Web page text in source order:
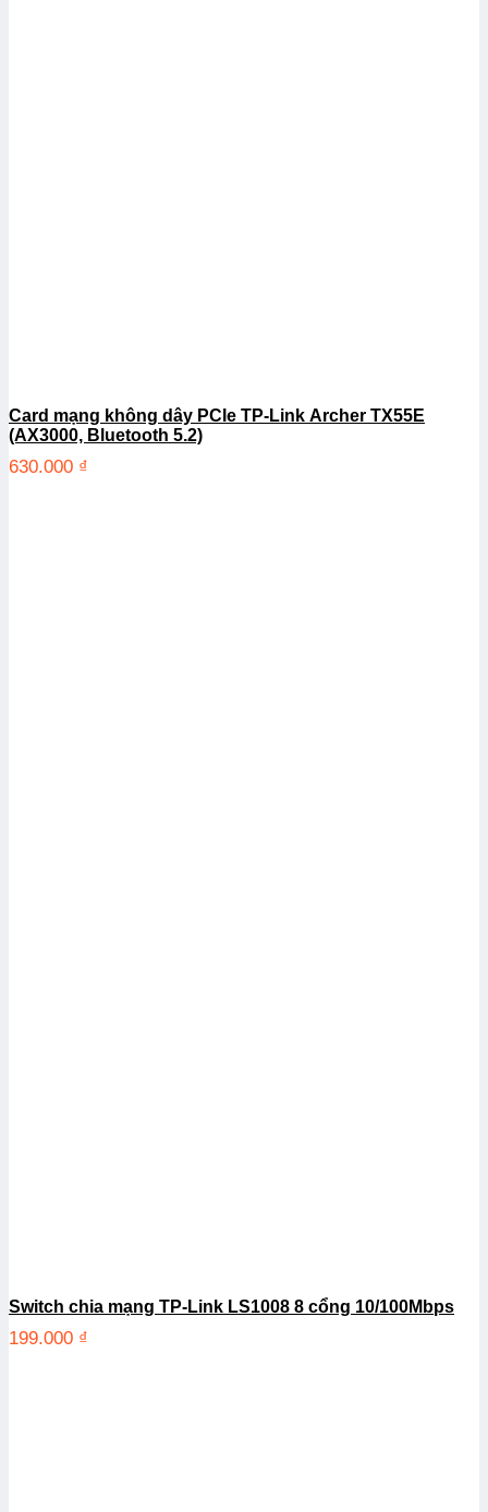
Card mạng không dây PCIe TP-Link Archer TX55E
(AX3000, Bluetooth 5.2)
630.000 ₫
Switch chia mạng TP-Link LS1008 8 cổng 10/100Mbps
199.000 ₫